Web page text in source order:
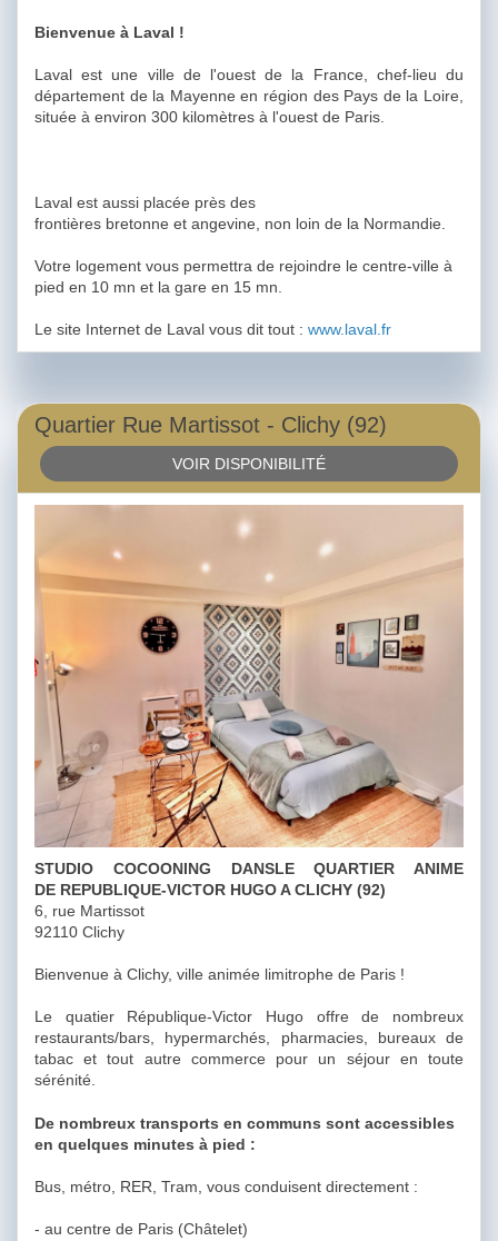
Bienvenue à Laval !
Laval est une ville de l'ouest de la France, chef-lieu du
département de la Mayenne en région des Pays de la Loire,
située à environ 300 kilomètres à l'ouest de Paris.
Laval est aussi placée près des
frontières bretonne et angevine, non loin de la Normandie.
Votre logement vous permettra de rejoindre le centre-ville à
pied en 10 mn et la gare en 15 mn.
Le site Internet de Laval vous dit tout : www.laval.fr
Quartier Rue Martissot - Clichy (92)
VOIR DISPONIBILITÉ
STUDIO COCOONING DANSLE QUARTIER ANIME
DE REPUBLIQUE-VICTOR HUGO A CLICHY (92)
6, rue Martissot
92110 Clichy
Bienvenue à Clichy, ville animée limitrophe de Paris !
Le quatier République-Victor Hugo offre de nombreux
restaurants/bars, hypermarchés, pharmacies, bureaux de
tabac et tout autre commerce pour un séjour en toute
sérénité.
De nombreux transports en communs sont accessibles
en quelques minutes à pied :
Bus, métro, RER, Tram, vous conduisent directement :
- au centre de Paris (Châtelet)